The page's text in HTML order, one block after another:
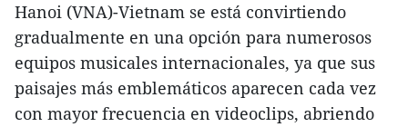
Hanoi (VNA)-Vietnam se está convirtiendo
gradualmente en una opción para numerosos
equipos musicales internacionales, ya que sus
paisajes más emblemáticos aparecen cada vez
con mayor frecuencia en videoclips, abriendo